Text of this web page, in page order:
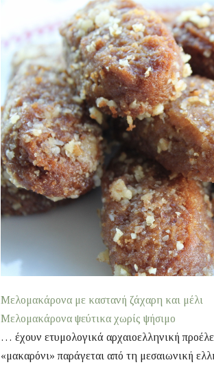
Μελομακάρονα με καστανή ζάχαρη και μέλι
Μελομακάρονα ψεύτικα χωρίς ψήσιμο
… έχουν ετυμολογικά αρχαιοελληνική
«μακαρόνι» παράγεται από τη μεσαιωνική